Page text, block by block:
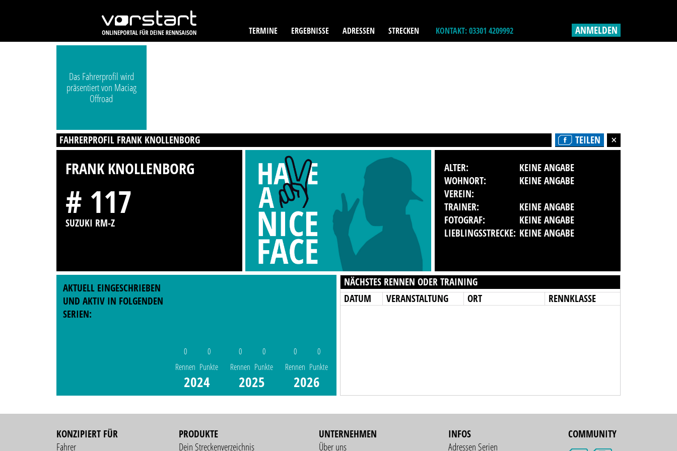
TERMINE ERGEBNISSE ADRESSEN STRECKEN KONTAKT: 03301 4209992 ANMELDEN
Das Fahrerprofil wird
präsentiert von Maciag
Offroad
FAHRERPROFIL FRANK KNOLLENBORG TEILEN
FRANK KNOLLENBORG
# 117
SUZUKI RM-Z
ALTER:
KEINE ANGABE
WOHNORT:
KEINE ANGABE
VEREIN:
TRAINER:
KEINE ANGABE
FOTOGRAF:
KEINE ANGABE
LIEBLINGSSTRECKE: KEINE ANGABE
AKTUELL EINGESCHRIEBEN
UND AKTIV IN FOLGENDEN
SERIEN:
0
Rennen
0
Punkte
2024
0
Rennen
0
Punkte
2025
0
Rennen
0
Punkte
2026
NÄCHSTES RENNEN ODER TRAINING
DATUM
VERANSTALTUNG ORT RENNKLASSE
KONZIPIERT FÜR
Fahrer
PRODUKTE
Dein Streckenverzeichnis
UNTERNEHMEN
Über uns
INFOS
Adressen Serien
COMMUNITY